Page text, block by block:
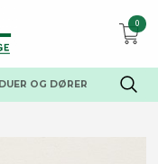
0
OG DØRER